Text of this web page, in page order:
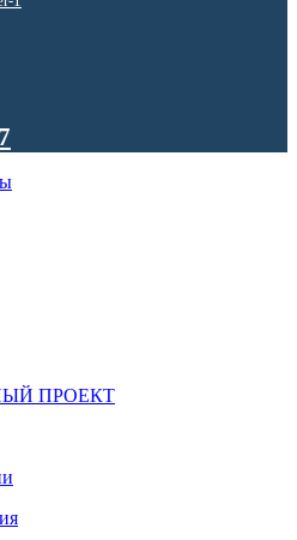
ПРОЕКТ